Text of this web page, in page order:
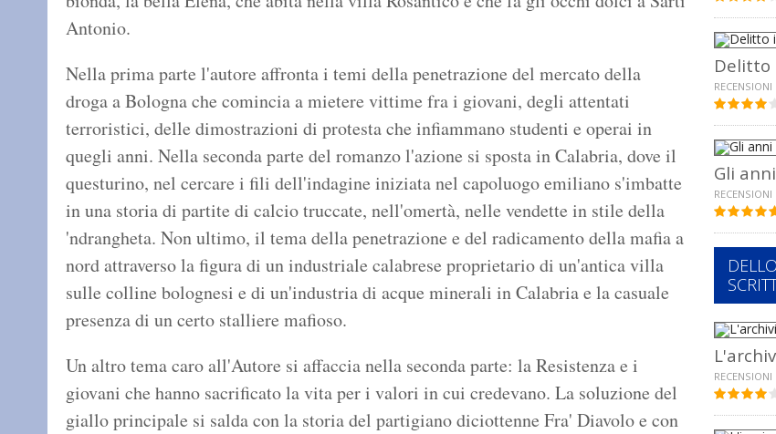
Antonio.
Nella prima parte l'autore affronta i temi della penetrazione del mercato della
droga a Bologna che comincia a mietere vittime fra i giovani, degli attentati
terroristici, delle dimostrazioni di protesta che infiammano studenti e operai in
quegli anni. Nella seconda parte del romanzo l'azione si sposta in Calabria, dove il
questurino, nel cercare i fili dell'indagine iniziata nel capoluogo emiliano s'imbatte
in una storia di partite di calcio truccate, nell'omertà, nelle vendette in stile della
'ndrangheta. Non ultimo, il tema della penetrazione e del radicamento della mafia a
nord attraverso la figura di un industriale calabrese proprietario di un'antica villa
sulle colline bolognesi e di un'industria di acque minerali in Calabria e la casuale
presenza di un certo stalliere mafioso.
Un altro tema caro all'Autore si affaccia nella seconda parte: la Resistenza e i
giovani che hanno sacrificato la vita per i valori in cui credevano. La soluzione del
giallo principale si salda con la storia del partigiano diciottenne Fra' Diavolo e con
Delitto
Gli